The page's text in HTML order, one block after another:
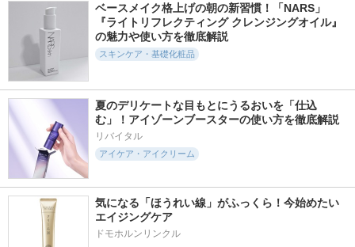
ベースメイク格上げの朝の新習慣！「NARS」
『ライトリフレクティング クレンジングオイル』
の魅力や使い方を徹底解説
スキンケア・基礎化粧品
夏のデリケートな目もとにうるおいを「仕込
む」！アイゾーンブースターの使い方を徹底解説
リバイタル
アイケア・アイクリーム
気になる「ほうれい線」がふっくら！今始めたい
エイジングケア
ドモホルンリンクル